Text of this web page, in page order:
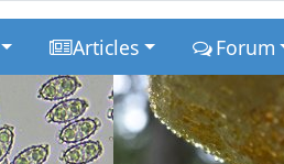
Articles Forum